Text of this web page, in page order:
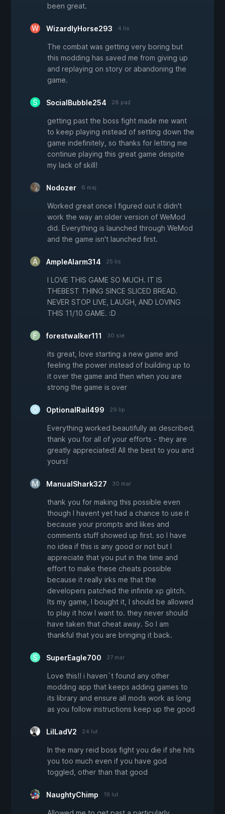
been great.
WizardlyHorse293 4 lis
The combat was getting very boring but
this modding has saved me from giving up
and replaying on story or abandoning the
game.
SocialBubble254 28 paź
getting past the boss fight made me want
to keep playing instead of setting down the
game indefinitely, so thanks for letting me
continue playing this great game despite
my lack of skill!
Nodozer 6 maj
Worked great once I figured out it didn't
work the way an older version of WeMod
did. Everything is launched through WeMod
and the game isn't launched first.
AmpleAlarm314 25 lis
I LOVE THIS GAME SO MUCH. IT IS
THEBEST THING SINCE SLICED BREAD.
NEVER STOP LIVE, LAUGH, AND LOVING
THIS 11/10 GAME. :D
forestwalker111 30 sie
its great, love starting a new game and
feeling the power instead of building up to
it over the game and then when you are
strong the game is over
OptionalRail499 29 lip
Everything worked beautifully as described;
thank you for all of your efforts - they are
greatly appreciated! All the best to you and
yours!
ManualShark327 30 mar
thank you for making this possible even
though I havent yet had a chance to use it
because your prompts and likes and
comments stuff showed up first. so I have
no idea if this is any good or not but I
appreciate that you put in the time and
effort to make these cheats possible
because it really irks me that the
developers patched the infinite xp glitch.
Its my game, I bought it, I should be allowed
to play it how I want to. they never should
have taken that cheat away. So I am
thankful that you are bringing it back.
SuperEagle700 27 mar
Love this!! i haven`t found any other
modding app that keeps adding games to
its library and ensure all mods work as long
as you follow instructions keep up the good
LilLadV2 24 lut
In the mary reid boss fight you die if she hits
you too much even if you have god
toggled, other than that good
NaughtyChimp 19 lut